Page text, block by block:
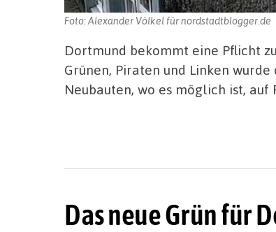
Foto: Alexander Völkel für nordstadtblogger.de
Dortmund bekommt eine Pflicht
Grünen, Piraten und Linken
Neubauten, wo es möglich ist,
Das neue Grün für